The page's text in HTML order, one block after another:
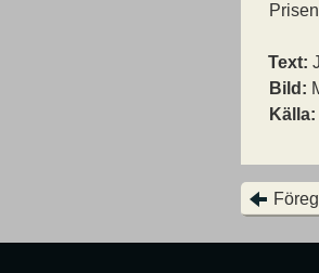
Text:
Bild:
Källa: